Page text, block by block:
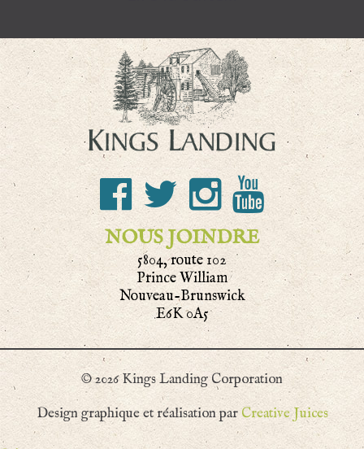
NOUS JOINDRE
5804, route 102
Prince William
Nouveau-Brunswick
E6K 0A5
© 2026 Kings Landing Corporation
Design graphique et réalisation par Creative Juices